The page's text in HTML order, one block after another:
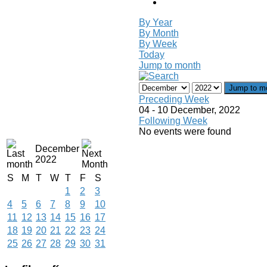
By Year
By Month
By Week
Today
Jump to month
Jump to
Preceding Week
04 - 10 December, 2022
Following Week
No events were found
December
2022
S
M T W T F
S
1
2
3
4
5 6 7 8 9
10
11 12 13 14 15 16 17
18 19 20 21 22 23 24
25 26 27 28 29 30 31